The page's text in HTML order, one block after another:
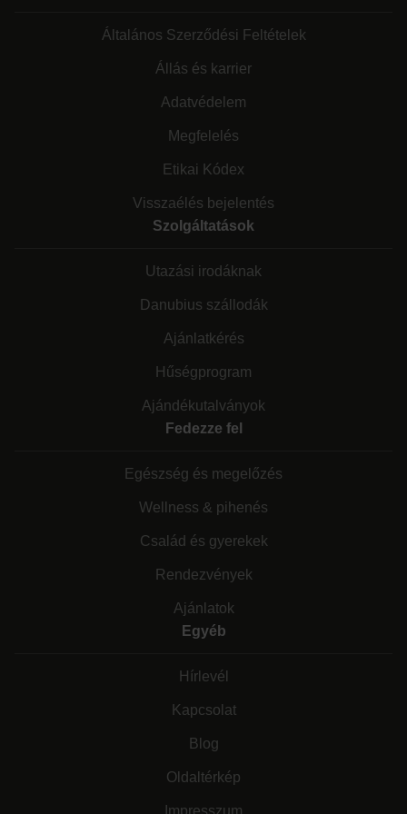
Általános Szerződési Feltételek
Állás és karrier
Adatvédelem
Megfelelés
Etikai Kódex
Visszaélés bejelentés
Szolgáltatások
Utazási irodáknak
Danubius szállodák
Ajánlatkérés
Hűségprogram
Ajándékutalványok
Fedezze fel
Egészség és megelőzés
Wellness & pihenés
Család és gyerekek
Rendezvények
Ajánlatok
Egyéb
Hírlevél
Kapcsolat
Blog
Oldaltérkép
Impresszum